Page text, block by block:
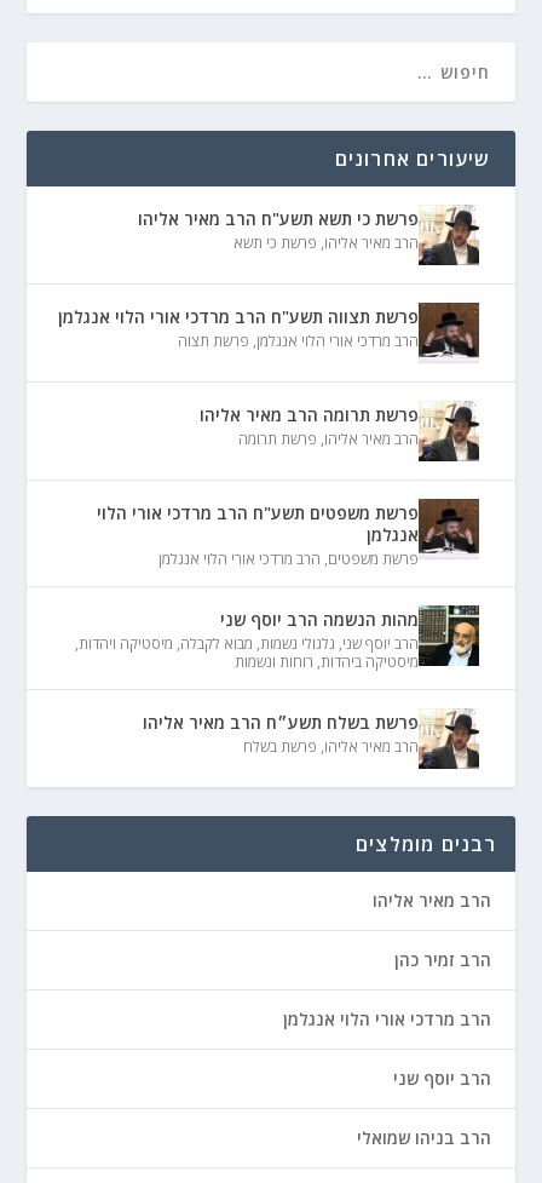
שיעורים אחרונים
פרשת כי תשא תשע"ח הרב מאיר אליהו
הרב מאיר אליהו, פרשת כי תשא
פרשת תצווה תשע"ח הרב מרדכי אורי הלוי אנגלמן
הרב מרדכי אורי הלוי אנגלמן, פרשת תצוה
פרשת תרומה הרב מאיר אליהו
הרב מאיר אליהו, פרשת תרומה
פרשת משפטים תשע"ח הרב מרדכי אורי הלוי
אנגלמן
פרשת משפטים, הרב מרדכי אורי הלוי אנגלמן
מהות הנשמה הרב יוסף שני
הרב יוסף שני, גלגולי נשמות, מבוא לקבלה, מיסטיקה ויהדות,
מיסטיקה ביהדות, רוחות ונשמות
פרשת בשלח תשע״ח הרב מאיר אליהו
הרב מאיר אליהו, פרשת בשלח
רבנים מומלצים
הרב מאיר אליהו
הרב זמיר כהן
הרב מרדכי אורי הלוי אנגלמן
הרב יוסף שני
הרב בניהו שמואלי